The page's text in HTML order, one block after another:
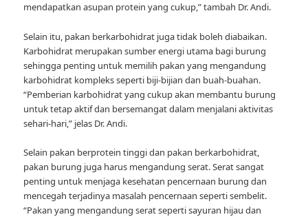
mendapatkan asupan protein yang cukup,” tambah Dr. Andi.
Selain itu, pakan berkarbohidrat juga tidak boleh diabaikan.
Karbohidrat merupakan sumber energi utama bagi burung
sehingga penting untuk memilih pakan yang mengandung
karbohidrat kompleks seperti biji-bijian dan buah-buahan.
“Pemberian karbohidrat yang cukup akan membantu burung
untuk tetap aktif dan bersemangat dalam menjalani aktivitas
sehari-hari,” jelas Dr. Andi.
Selain pakan berprotein tinggi dan pakan berkarbohidrat,
pakan burung juga harus mengandung serat. Serat sangat
penting untuk menjaga kesehatan pencernaan burung dan
mencegah terjadinya masalah pencernaan seperti sembelit.
“Pakan yang mengandung serat seperti sayuran hijau dan